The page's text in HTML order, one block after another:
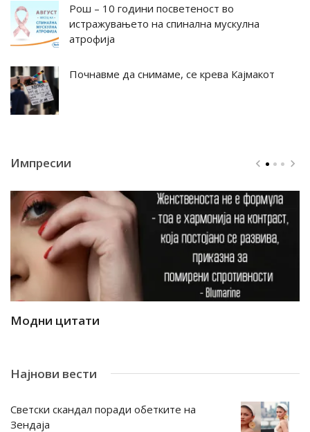
Рош – 10 години посветеност во
истражувањето на спинална мускулна
атрофија
Почнавме да снимаме, се крева Кајмакот
Импресии
Модни цитати
Најнови вести
Светски скандал поради обетките на
Зендаја